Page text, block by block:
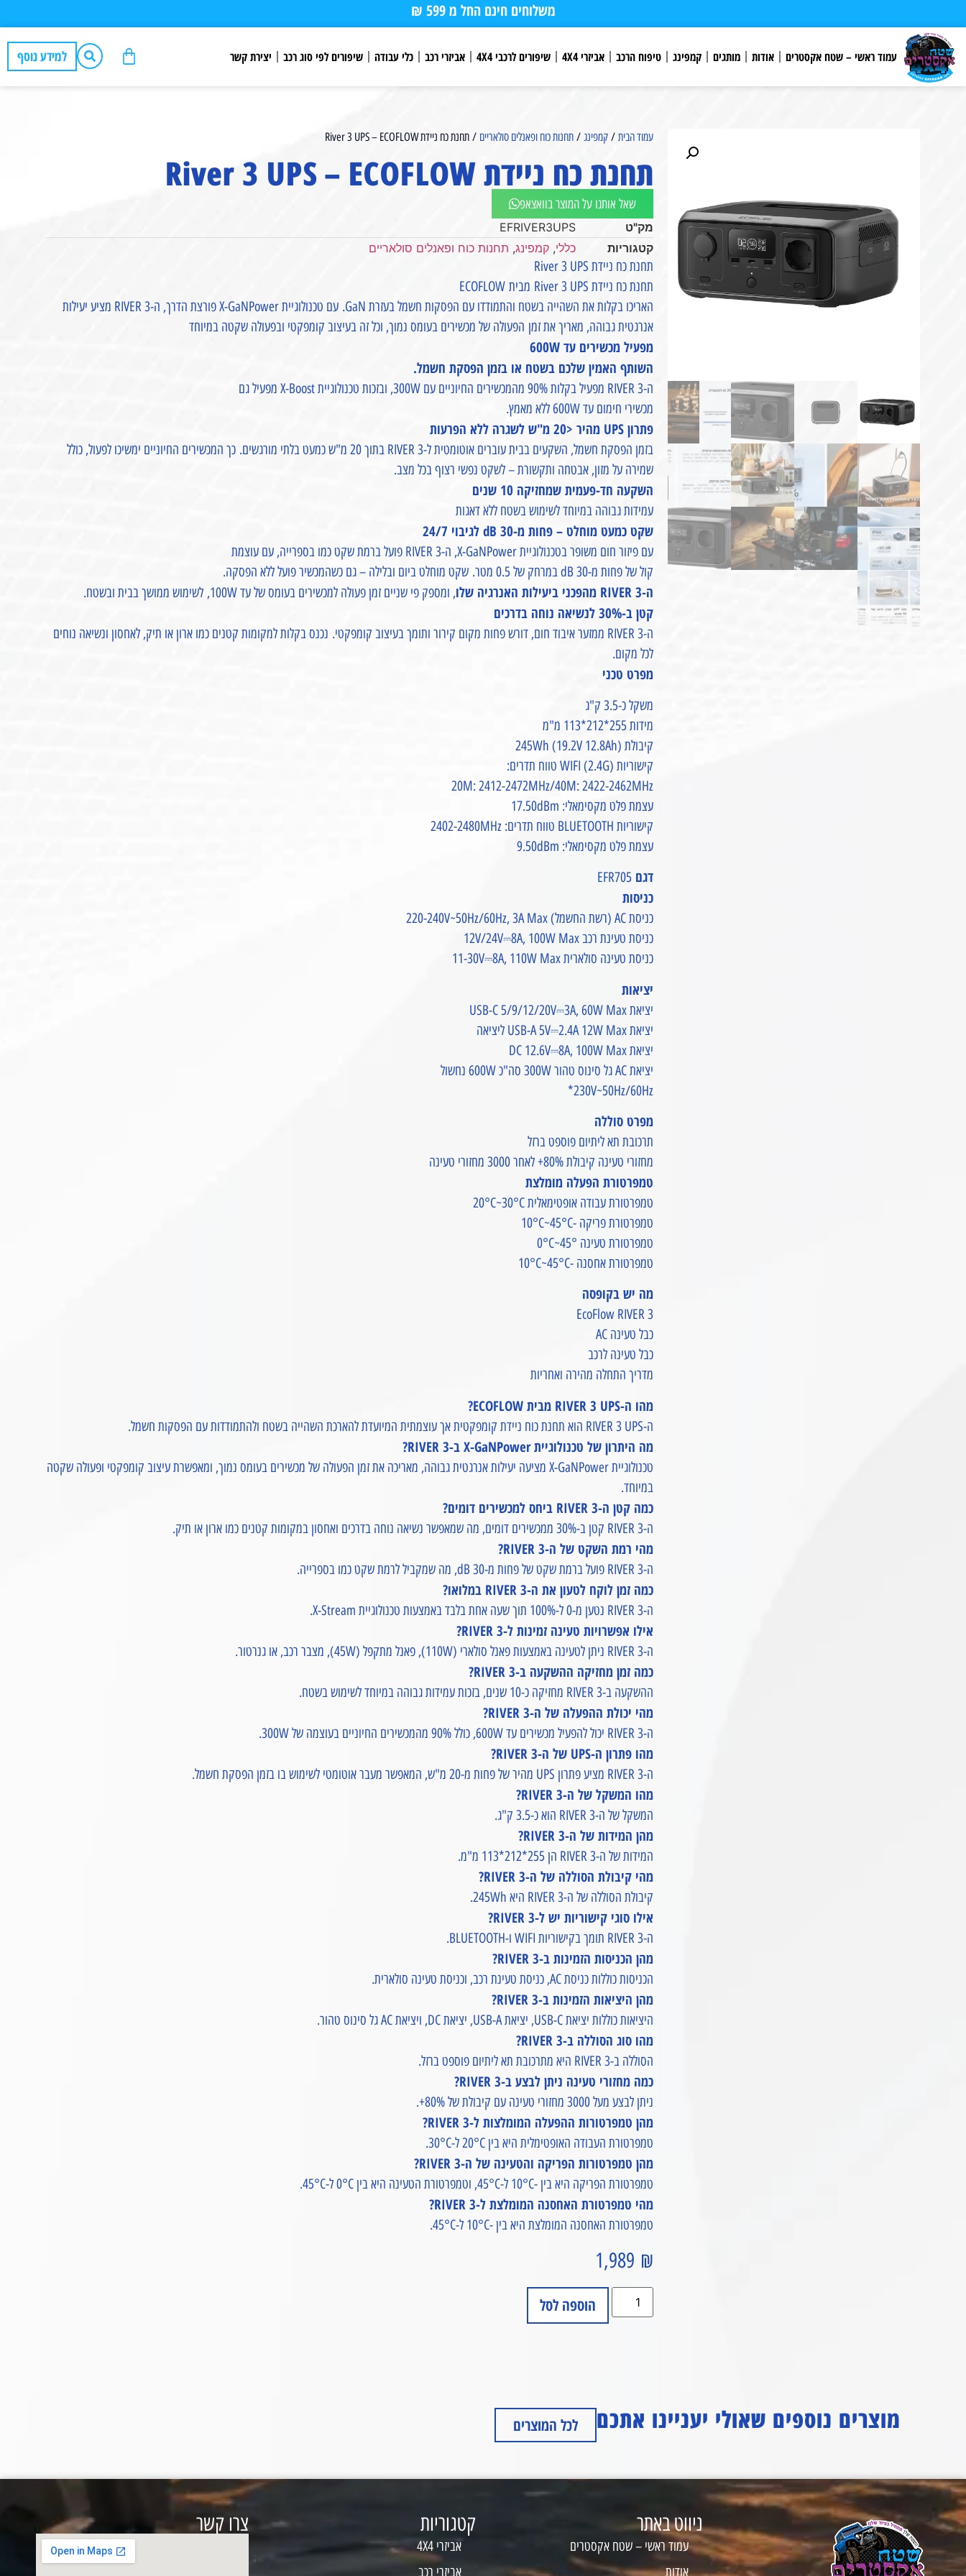
משלוחים חינם החל מ 599 ₪
עמוד ראשי – שטח אקסטרים אודות מותגים קמפינג טיפוח הרכב אביזרי 4X4 שיפורים לרכבי 4X4 אביזרי רכב כלי עבודה שיפורים לפי סוג רכב יצירת קשר למידע נוסף
עמוד הבית/ קמפינג/ תחנות כוח ופאנלים סולאריים / תחנת כח ניידת River 3 UPS – ECOFLOW
תחנת כח ניידת River 3 UPS – ECOFLOW
שאל אותנו על המוצר בוואצאפ
מק"ט
EFRIVER3UPS
קטגוריות
כללי, קמפינג, תחנות כוח ופאנלים סולאריים
תחנת כח ניידת River 3 UPS
תחנת כח ניידת River 3 UPS מבית ECOFLOW
האריכו בקלות את השהייה בשטח והתמודדו עם הפסקות חשמל בעזרת GaN. עם טכנולוגיית X-GaNPower פורצת הדרך, ה-RIVER 3 מציע יעילות
אנרגטית גבוהה, מאריך את זמן הפעולה של מכשירים בעומס נמוך, וכל זה בעיצוב קומפקטי ובפעולה שקטה במיוחד
מפעיל מכשירים עד 600W
השותף האמין שלכם בשטח או בזמן הפסקת חשמל.
ה-RIVER 3 מפעיל בקלות 90% מהמכשירים החיוניים עם 300W, ובזכות טכנולוגיית X-Boost מפעיל גם
מכשירי חימום עד 600W ללא מאמץ.
פתרון UPS מהיר <20 מ"ש לשגרה ללא הפרעות
בזמן הפסקת חשמל, השקעים בבית עוברים אוטומטית ל-RIVER 3 בתוך 20 מ"ש כמעט בלתי מורגשים. כך המכשירים החיוניים ימשיכו לפעול, כולל
שמירה על מזון, אבטחה ותקשורת – לשקט נפשי רצוף בכל מצב.
השקעה חד-פעמית שמחזיקה 10 שנים
עמידות גבוהה במיוחד לשימוש בשטח ללא דאגות
שקט כמעט מוחלט – פחות מ-30 dB לגיבוי 24/7
עם פיזור חום משופר בטכנולוגיית X-GaNPower, ה-RIVER 3 פועל ברמת שקט כמו בספרייה, עם עוצמת
קול של פחות מ-30 dB במרחק של 0.5 מטר. שקט מוחלט ביום ובלילה – גם כשהמכשיר פועל ללא הפסקה.
ה-RIVER 3 מהפכני ביעילות האנרגיה שלו , ומספק פי שניים זמן פעולה למכשירים בעומס של עד 100W, לשימוש ממושך בבית ובשטח.
קטן ב-30% לנשיאה נוחה בדרכים
ה-RIVER 3 ממזער איבוד חום, דורש פחות מקום קירור ותומך בעיצוב קומפקטי. נכנס בקלות למקומות קטנים כמו ארון או תיק, לאחסון ונשיאה נוחים
לכל מקום.
מפרט טכני
משקל כ-3.5 ק"ג
מידות 255*212*113 מ"מ
קיבולת 245Wh (19.2V 12.8Ah)
קישוריות WIFI (2.4G) טווח תדרים:
20M: 2412-2472MHz/40M: 2422-2462MHz
עצמת פלט מקסימאלי: 17.50dBm
קישוריות BLUETOOTH טווח תדרים: 2402-2480MHz
עצמת פלט מקסימאלי: 9.50dBm
דגם
כניסות
כניסת AC (רשת החשמל) 220-240V~50Hz/60Hz, 3A Max
כניסת טעינת רכב 12V/24V⎓8A, 100W Max
כניסת טעינה סולארית 11-30V⎓8A, 110W Max
יציאות
יציאת USB-C 5/9/12/20V⎓3A, 60W Max
יציאת USB-A 5V⎓2.4A 12W Max ליציאה
יציאת DC 12.6V⎓8A, 100W Max
יציאת AC גל סינוס טהור 300W סה"כ 600W נחשול
230V~50Hz/60Hz*
מפרט סוללה
תרכובת תא ליתיום פוספט ברזל
מחזורי טעינה קיבולת 80%+ לאחר 3000 מחזורי טעינה
טמפרטורת הפעלה מומלצת
טמפרטורת עבודה אופטימאלית 20°C~30°C
טמפרטורת פריקה -10°C~45°C
טמפרטורת טעינה 0°C~45°
טמפרטורת אחסנה -10°C~45°C
מה יש בקופסה
EcoFlow RIVER 3
כבל טעינה AC
כבל טעינה לרכב
מדריך התחלה מהירה ואחריות
מהו ה-RIVER 3 UPS מבית ECOFLOW?
ה-RIVER 3 UPS הוא תחנת כוח ניידת קומפקטית אך עוצמתית המיועדת להארכת השהייה בשטח ולהתמודדות עם הפסקות חשמל.
מה היתרון של טכנולוגיית X-GaNPower ב-RIVER 3?
טכנולוגיית X-GaNPower מציעה יעילות אנרגטית גבוהה, מאריכה את זמן הפעולה של מכשירים בעומס נמוך, ומאפשרת עיצוב קומפקטי ופעולה שקטה
במיוחד.
כמה קטן ה-RIVER 3 ביחס למכשירים דומים?
ה-RIVER 3 קטן ב-30% ממכשירים דומים, מה שמאפשר נשיאה נוחה בדרכים ואחסון במקומות קטנים כמו ארון או תיק.
מהי רמת השקט של ה-RIVER 3?
ה-RIVER 3 פועל ברמת שקט של פחות מ-30 dB, מה שמקביל לרמת שקט כמו בספרייה.
כמה זמן לוקח לטעון את ה-RIVER 3 במלואו?
ה-RIVER 3 נטען מ-0 ל-100% תוך שעה אחת בלבד באמצעות טכנולוגיית X-Stream.
אילו אפשרויות טעינה זמינות ל-RIVER 3?
ה-RIVER 3 ניתן לטעינה באמצעות פאנל סולארי (110W), פאנל מתקפל (45W), מצבר רכב, או גנרטור.
כמה זמן מחזיקה ההשקעה ב-RIVER 3?
ההשקעה ב-RIVER 3 מחזיקה כ-10 שנים, בזכות עמידות גבוהה במיוחד לשימוש בשטח.
מהי יכולת ההפעלה של ה-RIVER 3?
ה-RIVER 3 יכול להפעיל מכשירים עד 600W, כולל 90% מהמכשירים החיוניים בעוצמה של 300W.
מהו פתרון ה-UPS של ה-RIVER 3?
ה-RIVER 3 מציע פתרון UPS מהיר של פחות מ-20 מ"ש, המאפשר מעבר אוטומטי לשימוש בו בזמן הפסקת חשמל.
מהו המשקל של ה-RIVER 3?
המשקל של ה-RIVER 3 הוא כ-3.5 ק"ג.
מהן המידות של ה-RIVER 3?
המידות של ה-RIVER 3 הן 255*212*113 מ"מ.
מהי קיבולת הסוללה של ה-RIVER 3?
קיבולת הסוללה של ה-RIVER 3 היא 245Wh.
אילו סוגי קישוריות יש ל-RIVER 3?
ה-RIVER 3 תומך בקישוריות WIFI ו-BLUETOOTH.
מהן הכניסות הזמינות ב-RIVER 3?
הכניסות כוללות כניסת AC, כניסת טעינת רכב, וכניסת טעינה סולארית.
מהן היציאות הזמינות ב-RIVER 3?
היציאות כוללות יציאת USB-C, יציאת USB-A, יציאת DC, ויציאת AC גל סינוס טהור.
מהו סוג הסוללה ב-RIVER 3?
הסוללה ב-RIVER 3 היא מתרכובת תא ליתיום פוספט ברזל.
כמה מחזורי טעינה ניתן לבצע ב-RIVER 3?
ניתן לבצע מעל 3000 מחזורי טעינה עם קיבולת של 80%+.
מהן טמפרטורות ההפעלה המומלצות ל-RIVER 3?
טמפרטורת העבודה האופטימלית היא בין 20°C ל-30°C.
מהן טמפרטורות הפריקה והטעינה של ה-RIVER 3?
טמפרטורת הפריקה היא בין -10°C ל-45°C, וטמפרטורת הטעינה היא בין 0°C ל-45°C.
מהי טמפרטורת האחסנה המומלצת ל-RIVER 3?
טמפרטורת האחסנה המומלצת היא בין -10°C ל-45°C.
1,989 ₪
הוספה לסל
מוצרים נוספים שאולי יעניינו אתכם לכל המוצרים
ניווט באתר
עמוד ראשי – שטח אקסטרים
אודות
קטגוריות
אביזרי 4X4
אביזרי רכב
צרו קשר